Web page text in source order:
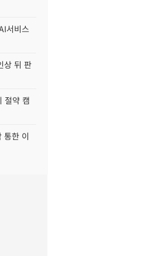
서비스
상 뒤 판
절약 캠
통한 이